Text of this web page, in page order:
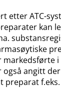
etter ATC-
kan
markedsførte
også angitt